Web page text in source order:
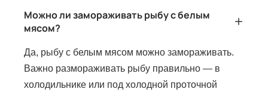
Можно ли замораживать рыбу с белым
мясом?
Да, рыбу с белым мясом можно замораживать.
Важно размораживать рыбу правильно — в
холодильнике или под холодной проточной